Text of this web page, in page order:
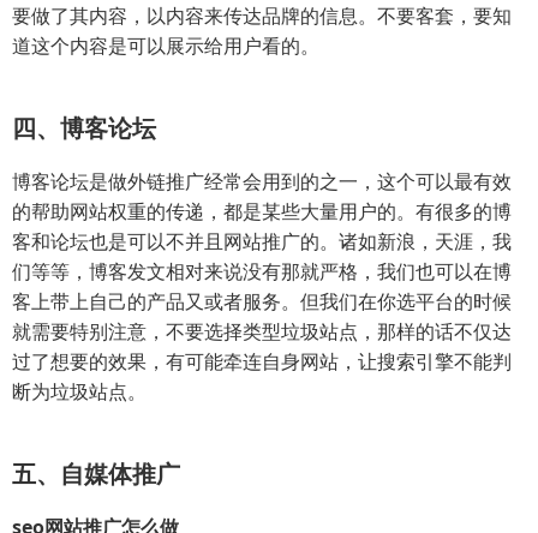
要做了其内容，以内容来传达品牌的信息。不要客套，要知
道这个内容是可以展示给用户看的。
四、博客论坛
博客论坛是做外链推广经常会用到的之一，这个可以最有效
的帮助网站权重的传递，都是某些大量用户的。有很多的博
客和论坛也是可以不并且网站推广的。诸如新浪，天涯，我
们等等，博客发文相对来说没有那就严格，我们也可以在博
客上带上自己的产品又或者服务。但我们在你选平台的时候
就需要特别注意，不要选择类型垃圾站点，那样的话不仅达
过了想要的效果，有可能牵连自身网站，让搜索引擎不能判
断为垃圾站点。
五、自媒体推广
seo网站推广怎么做